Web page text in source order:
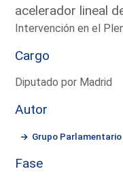
acelerador lineal
Intervención en el
Cargo
Diputado por Madrid
Autor
Grupo
Fase